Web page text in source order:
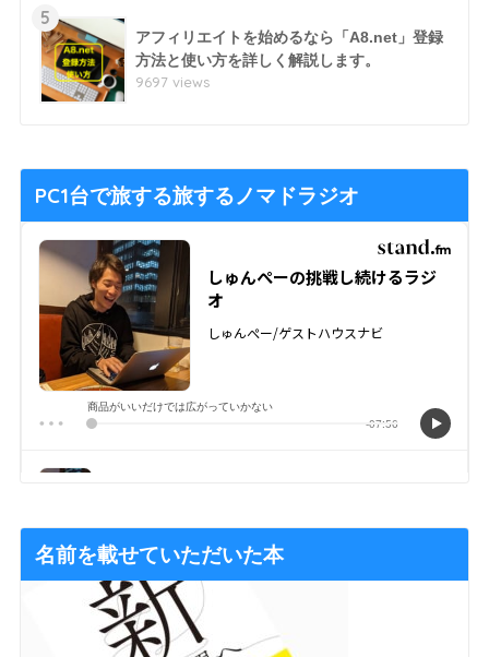
5
アフィリエイトを始めるなら「A8.net」登録
方法と使い方を詳しく解説します。
9697 views
PC1台で旅する旅するノマドラジオ
名前を載せていただいた本